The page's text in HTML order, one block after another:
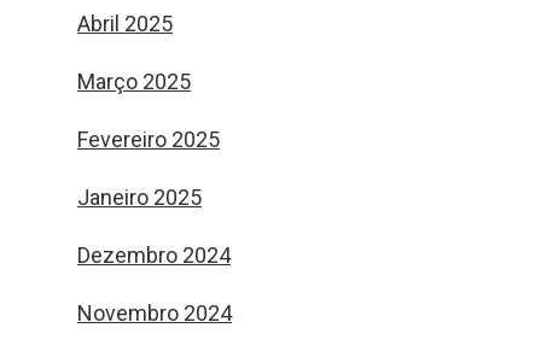
Abril 2025
Março 2025
Fevereiro 2025
Janeiro 2025
Dezembro 2024
Novembro 2024